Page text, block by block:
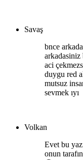
Savaş
bnce
arkadasiniz
aci
duygu red
mutsuz
sevmek ıyı
Volkan
Evet bu
onun